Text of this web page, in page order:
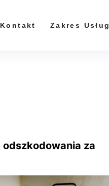
Kontakt Zakres Usług
za